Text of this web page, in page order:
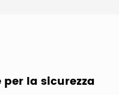
per la sicurezza